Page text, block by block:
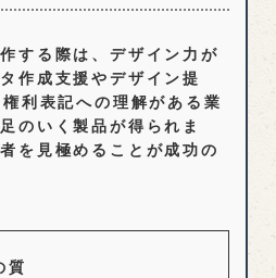
する際は、 デザイン力 が
作成支援やデザイン提
利表記への理解がある業
のいく製品が得られま
を見極めることが成功の
質